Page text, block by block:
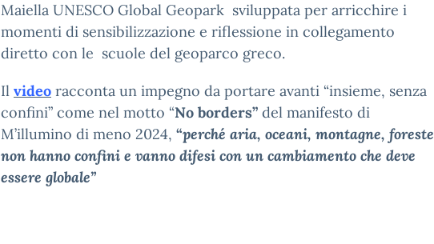
Maiella UNESCO Global Geopark sviluppata per arricchire i
momenti di sensibilizzazione e riflessione in collegamento
diretto con le scuole del geoparco greco.
Il video racconta un impegno da portare avanti “insieme, senza
confini” come nel motto “No borders” del manifesto di
M’illumino di meno 2024, “perché aria, oceani, montagne, foreste
non hanno confini e vanno difesi con un cambiamento che deve
essere globale”